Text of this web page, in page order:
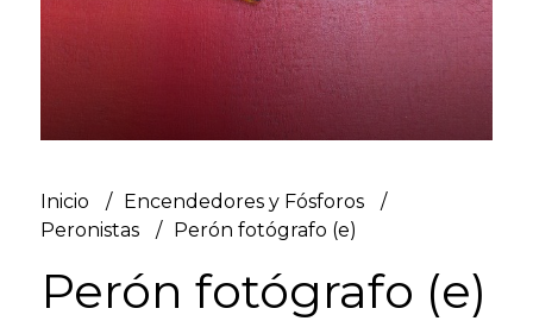
Inicio
Encendedores y Fósforos
Peronistas
Perón fotógrafo (e)
Perón fotógrafo (e)